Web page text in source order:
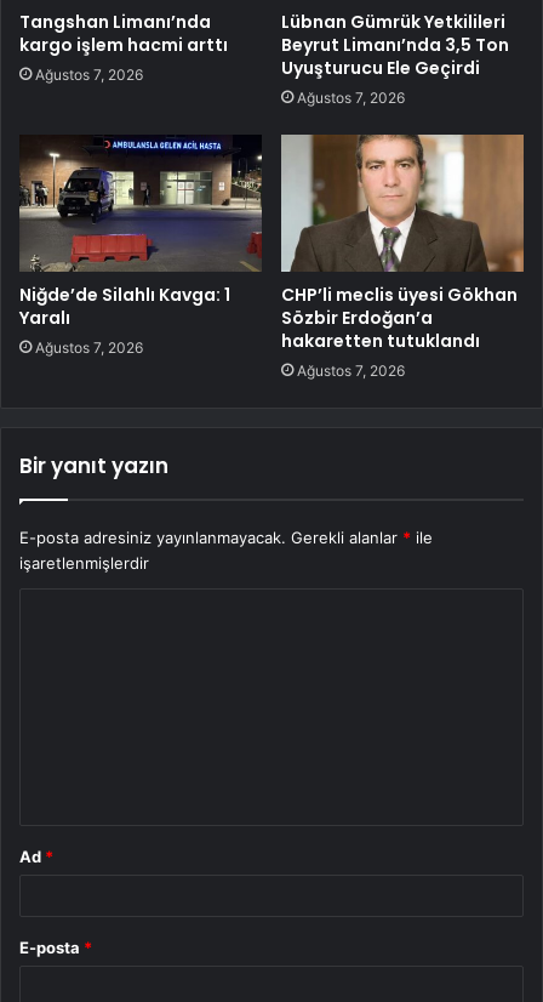
Tangshan Limanı’nda
kargo işlem hacmi arttı
Ağustos 7, 2026
Lübnan Gümrük Yetkilileri
Beyrut Limanı’nda 3,5 Ton
Uyuşturucu Ele Geçirdi
Ağustos 7, 2026
Niğde’de Silahlı Kavga: 1
Yaralı
Ağustos 7, 2026
CHP’li meclis üyesi Gökhan
Sözbir Erdoğan’a
hakaretten tutuklandı
Ağustos 7, 2026
Bir yanıt yazın
E-posta adresiniz yayınlanmayacak. Gerekli alanlar * ile
işaretlenmişlerdir
Ad *
E-posta *